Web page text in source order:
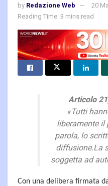
by Redazione Web
20
Reading Time: 3 mins read
Articolo
«Tutti
liberamente il
parola, lo
diffusione.La
soggetta ad
Con una delibera firmata